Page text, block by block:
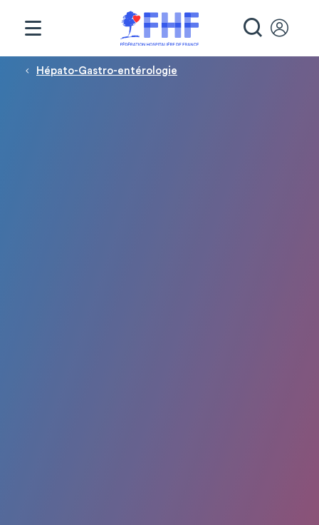
Fil d'Ariane
Hépato-Gastro-entérologie
Panneau de gestion des cookies